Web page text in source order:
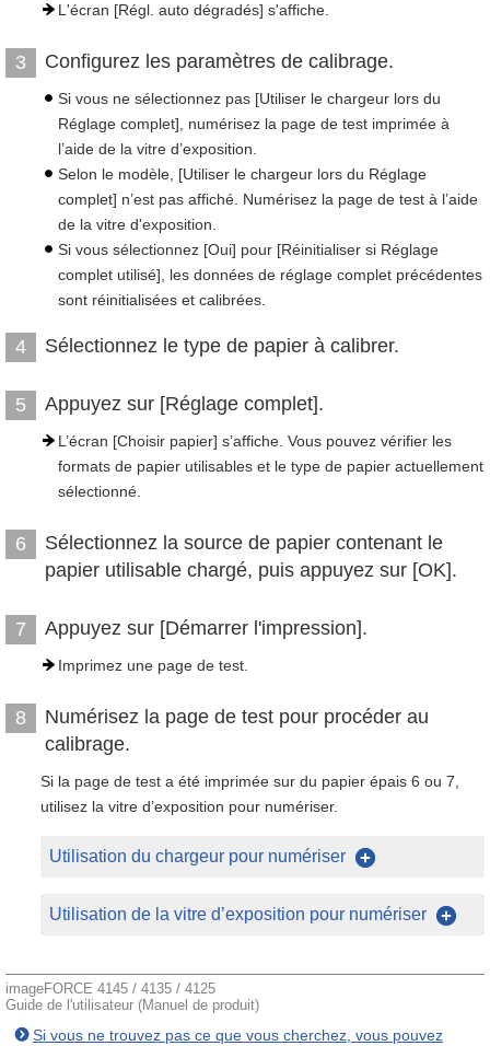
L'écran [Régl. auto dégradés] s'affiche.
3 Configurez les paramètres de calibrage.
Si vous ne sélectionnez pas [Utiliser le chargeur lors du
Réglage complet], numérisez la page de test imprimée à
l’aide de la vitre d’exposition.
Selon le modèle, [Utiliser le chargeur lors du Réglage
complet] n’est pas affiché. Numérisez la page de test à l’aide
de la vitre d'exposition.
Si vous sélectionnez [Oui] pour [Réinitialiser si Réglage
complet utilisé], les données de réglage complet précédentes
sont réinitialisées et calibrées.
4 Sélectionnez le type de papier à calibrer.
5 Appuyez sur [Réglage complet].
L’écran [Choisir papier] s’affiche. Vous pouvez vérifier les
formats de papier utilisables et le type de papier actuellement
sélectionné.
6
Sélectionnez la source de papier contenant le
papier utilisable chargé, puis appuyez sur [OK].
7 Appuyez sur [Démarrer l'impression].
Imprimez une page de test.
8
Numérisez la page de test pour procéder au
calibrage.
Si la page de test a été imprimée sur du papier épais 6 ou 7,
utilisez la vitre d’exposition pour numériser.
Utilisation du chargeur pour numériser
Utilisation de la vitre d’exposition pour numériser
imageFORCE 4145 / 4135 / 4125
Guide de l'utilisateur (Manuel de produit)
Si vous ne trouvez pas ce que vous cherchez, vous pouvez